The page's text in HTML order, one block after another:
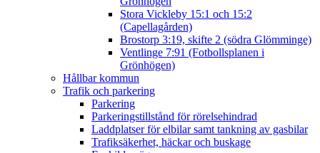
Stora Vickleby 15:1 och 15:2
(Capellagården)
Brostorp 3:19, skifte 2 (södra Glömminge)
Ventlinge 7:91 (Fotbollsplanen i
Grönhögen)
Hållbar kommun
Trafik och parkering
Parkering
Parkeringstillstånd för rörelsehindrad
Laddplatser för elbilar samt tankning av gasbilar
Trafiksäkerhet, häckar och buskage